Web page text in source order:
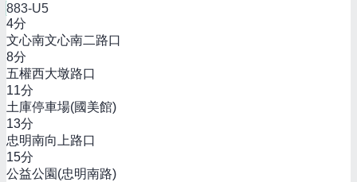
883-U5
4分
文心南文心南二路口
8分
五權西大墩路口
11分
土庫停車場(國美館)
13分
忠明南向上路口
15分
公益公園(忠明南路)